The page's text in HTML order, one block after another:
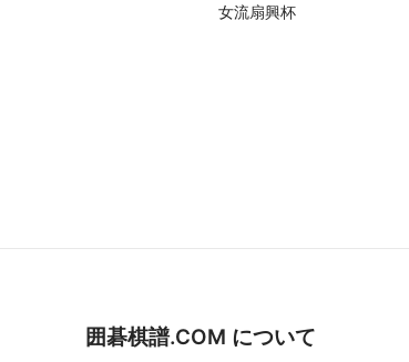
女流扇興杯
囲碁棋譜.COM について